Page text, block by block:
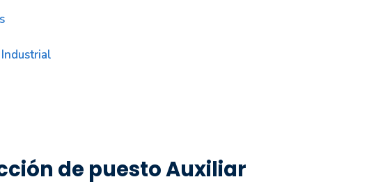
de puesto Auxiliar